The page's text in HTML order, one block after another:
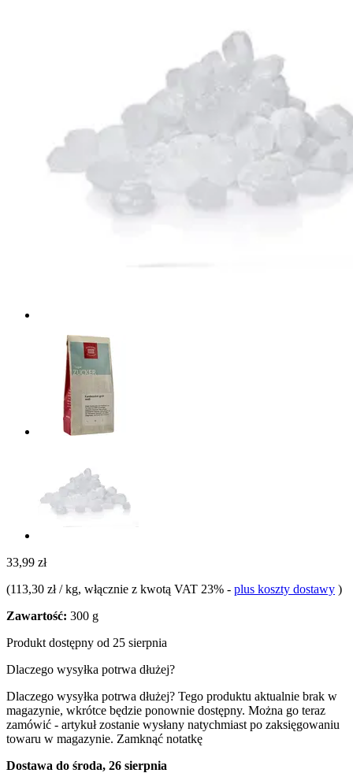
33,99 zł
(113,30 zł / kg, włącznie z kwotą VAT 23% - plus koszty dostawy )
Zawartość: 300 g
Produkt dostępny od 25 sierpnia
Dlaczego wysyłka potrwa dłużej?
Dlaczego wysyłka potrwa dłużej? Tego produktu aktualnie brak w
magazynie, wkrótce będzie ponownie dostępny. Można go teraz
zamówić - artykuł zostanie wysłany natychmiast po zaksięgowaniu
towaru w magazynie. Zamknąć notatkę
Dostawa do środa, 26 sierpnia